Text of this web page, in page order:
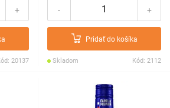
+
20137
- +
Pridať do košíka
Skladom Kód: 2112